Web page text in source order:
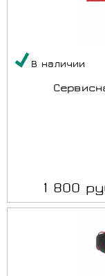
В наличии
1 800